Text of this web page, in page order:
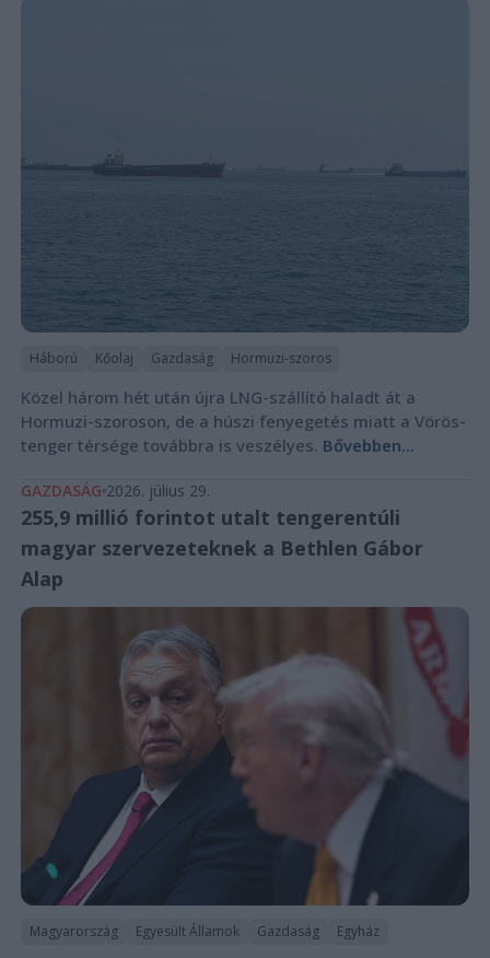
Háború Kőolaj Gazdaság Hormuzi-szoros
Közel három hét után újra LNG-szállító haladt át a
Hormuzi-szoroson, de a húszi fenyegetés miatt a Vörös-
tenger térsége továbbra is veszélyes. Bővebben...
GAZDASÁG 2026. július 29.
255,9 millió forintot utalt tengerentúli
magyar szervezeteknek a Bethlen Gábor
Alap
Magyarország Egyesült Államok Gazdaság Egyház